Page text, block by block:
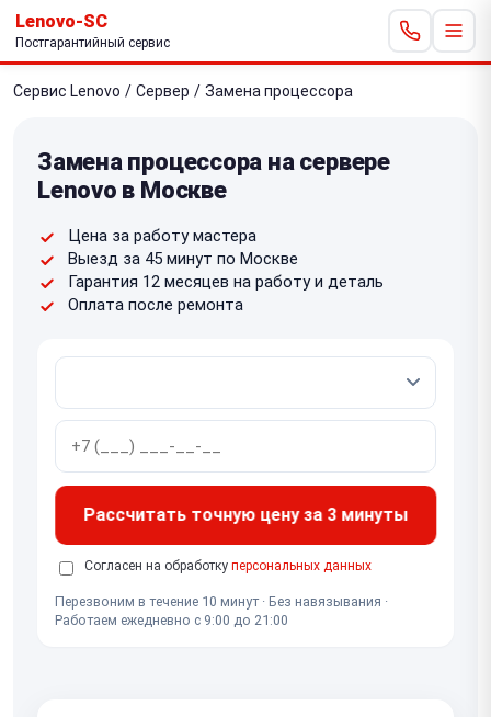
Lenovo-SC
Постгарантийный сервис
Сервис Lenovo / Сервер / Замена процессора
Замена процессора на сервере
Lenovo в Москве
Цена за работу мастера
Выезд за 45 минут по Москве
Гарантия 12 месяцев на работу и деталь
Оплата после ремонта
Рассчитать точную цену за 3 минуты
Согласен на обработку персональных данных
Перезвоним в течение 10 минут · Без навязывания ·
Работаем ежедневно с 9:00 до 21:00